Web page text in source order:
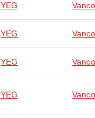
YEG
YEG
YEG
YEG